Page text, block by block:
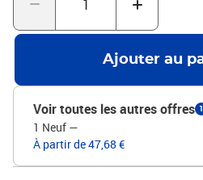
Ajouter au
Voir toutes les autres offres 1
1 Neuf —
À partir de 47,68 €